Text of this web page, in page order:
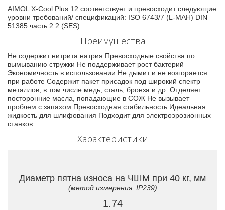
AIMOL X-Cool Plus 12 соответствует и превосходит следующие
уровни требований/ спецификаций: ISO 6743/7 (L-MAH) DIN
51385 часть 2.2 (SES)
Преимущества
Не содержит нитрита натрия Превосходные свойства по
вымыванию стружки Не поддерживает рост бактерий
Экономичность в использовании Не дымит и не возгорается
при работе Содержит пакет присадок под широкий спектр
металлов, в том числе медь, сталь, бронза и др. Отделяет
посторонние масла, попадающие в СОЖ Не вызывает
проблем с запахом Превосходная стабильность Идеальная
жидкость для шлифования Подходит для электроэрозионных
станков
Характеристики
Диаметр пятна износа на ЧШМ при 40 кг, мм
(метод измерения: IP239)
1.74